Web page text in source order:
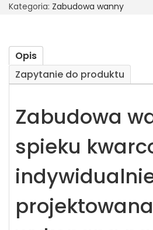
Kategoria: Zabudowa wanny
Opis
Zapytanie do produktu
Zabudowa
spieku